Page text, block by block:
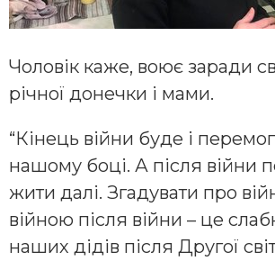
Чоловік каже, воює заради
річної донечки і мами.
“Кінець війни буде і
нашому боці. А після війни
жити далі. Згадувати про
війною після війни – це
наших дідів після Другої